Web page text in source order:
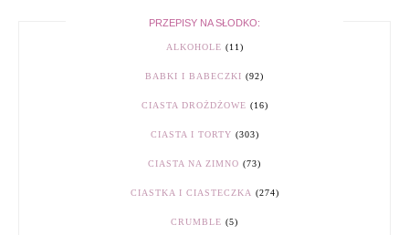
PRZEPISY NA SŁODKO:
ALKOHOLE (11)
BABKI I BABECZKI (92)
CIASTA DROŻDŻOWE (16)
CIASTA I TORTY (303)
CIASTA NA ZIMNO (73)
CIASTKA I CIASTECZKA (274)
CRUMBLE (5)